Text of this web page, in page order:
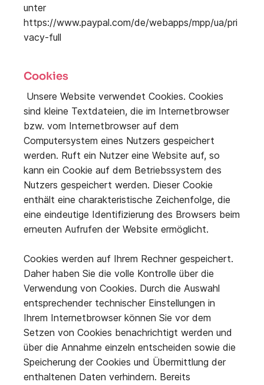
unter
https://www.paypal.com/de/webapps/mpp/ua/pri
vacy-full
Cookies
Unsere Website verwendet Cookies. Cookies
sind kleine Textdateien, die im Internetbrowser
bzw. vom Internetbrowser auf dem
Computersystem eines Nutzers gespeichert
werden. Ruft ein Nutzer eine Website auf, so
kann ein Cookie auf dem Betriebssystem des
Nutzers gespeichert werden. Dieser Cookie
enthält eine charakteristische Zeichenfolge, die
eine eindeutige Identifizierung des Browsers beim
erneuten Aufrufen der Website ermöglicht.
Cookies werden auf Ihrem Rechner gespeichert.
Daher haben Sie die volle Kontrolle über die
Verwendung von Cookies. Durch die Auswahl
entsprechender technischer Einstellungen in
Ihrem Internetbrowser können Sie vor dem
Setzen von Cookies benachrichtigt werden und
über die Annahme einzeln entscheiden sowie die
Speicherung der Cookies und Übermittlung der
enthaltenen Daten verhindern. Bereits